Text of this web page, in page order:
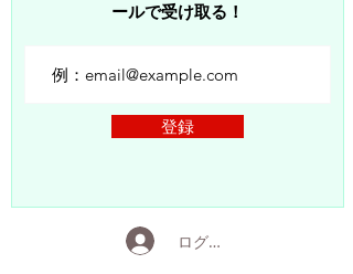
ールで受け取る！
登録
ログイン